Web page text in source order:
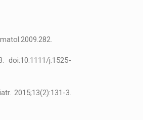
j.1525-
2015;13(2):131-3.